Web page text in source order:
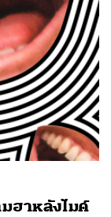
ฮาหลังไมค์